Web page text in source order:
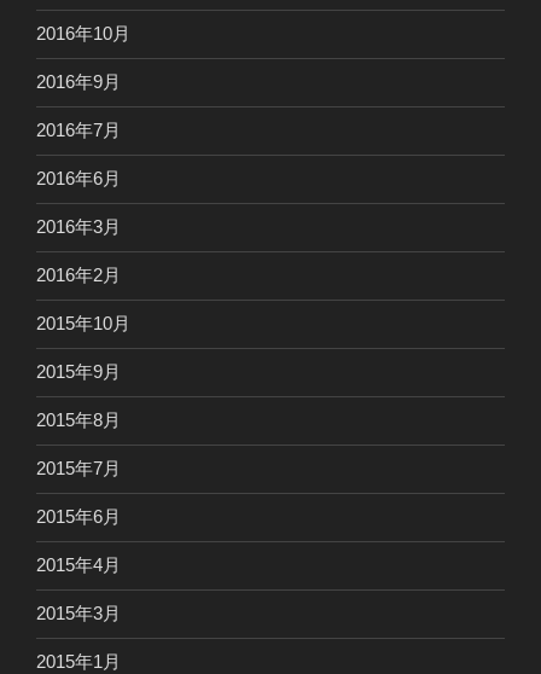
2016年10月
2016年9月
2016年7月
2016年6月
2016年3月
2016年2月
2015年10月
2015年9月
2015年8月
2015年7月
2015年6月
2015年4月
2015年3月
2015年1月